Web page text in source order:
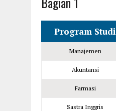
Program Studi
Manajemen
Akuntansi
Farmasi
Sastra Inggris